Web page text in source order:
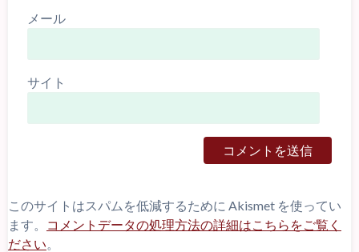
メール
サイト
このサイトはスパムを低減するために Akismet を使ってい
ます。
コメントデータの処理方法の詳細はこちらをご覧く
ださい